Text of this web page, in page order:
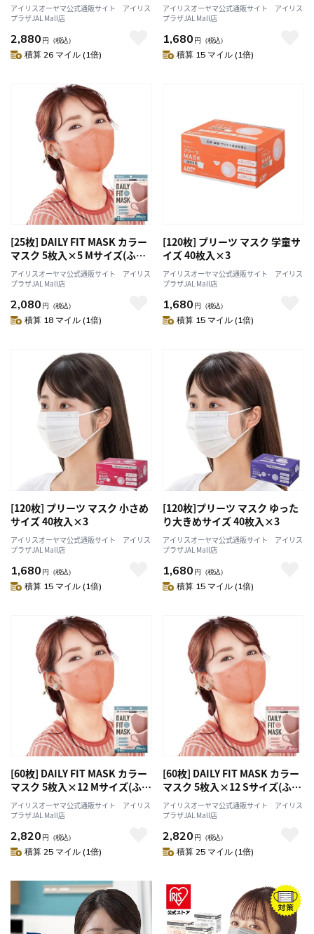
アイリスオーヤマ公式通販サイト アイリス
プラザJAL Mall店
2,880 円 （税込）
積算 26 マイル (1倍)
アイリスオーヤマ公式通販サイト アイリス
プラザJAL Mall店
1,680 円 （税込）
積算 15 マイル (1倍)
[25枚] DAILY FIT MASK カラー
マスク 5枚入×5 Mサイズ(ふつ
うワイドサイズ) ピンク
アイリスオーヤマ公式通販サイト アイリス
プラザJAL Mall店
2,080 円 （税込）
積算 18 マイル (1倍)
[120枚] プリーツ マスク 学童サ
イズ 40枚入×3
アイリスオーヤマ公式通販サイト アイリス
プラザJAL Mall店
1,680 円 （税込）
積算 15 マイル (1倍)
[120枚] プリーツ マスク 小さめ
サイズ 40枚入×3
アイリスオーヤマ公式通販サイト アイリス
プラザJAL Mall店
1,680 円 （税込）
積算 15 マイル (1倍)
[120枚]プリーツ マスク ゆった
り大きめサイズ 40枚入×3
アイリスオーヤマ公式通販サイト アイリス
プラザJAL Mall店
1,680 円 （税込）
積算 15 マイル (1倍)
[60枚] DAILY FIT MASK カラー
マスク 5枚入×12 Mサイズ(ふつ
うワイドサイズ) ピンク
アイリスオーヤマ公式通販サイト アイリス
プラザJAL Mall店
2,820 円 （税込）
積算 25 マイル (1倍)
[60枚] DAILY FIT MASK カラー
マスク 5枚入×12 Sサイズ(ふつ
うサイズ) ピンク
アイリスオーヤマ公式通販サイト アイリス
プラザJAL Mall店
2,820 円 （税込）
積算 25 マイル (1倍)